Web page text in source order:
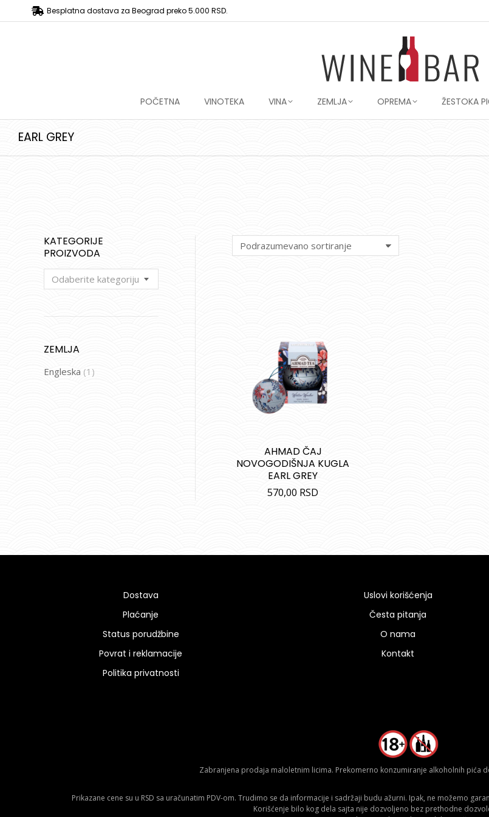
Besplatna dostava za Beograd preko 5.000 RSD.
POČETNA VINOTEKA VINA ZEMLJA OPREMA ŽESTOKA
EARL GREY
AHMAD ČAJ
NOVOGODIŠNJA KUGLA
EARL GREY
570,00 RSD
KATEGORIJE
PROIZVODA
Odaberite kategoriju
ZEMLJA
Engleska (1)
Dostava
Plaćanje
Status porudžbine
Povrat i reklamacije
Politika privatnosti
Uslovi korišćenja
Česta pitanja
O nama
Kontakt
Zabranjena prodaja maloletnim licima. Prekomerno konzumiranje alkoholnih pića
Prikazane cene su u RSD sa uračunatim PDV-om. Trudimo se da informacije i sadržaji budu ažurni. Ipak, ne možemo
Korišćenje bilo kog dela sajta nije dozvoljeno bez prethodne